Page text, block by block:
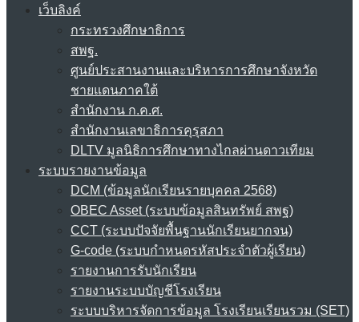
เว็บลิงค์
กระทรวงศึกษาธิการ
สพฐ.
ศูนย์ประสานงานและบริหารการศึกษาจังหวัด
ชายแดนภาคใต้
สำนักงาน ก.ค.ศ.
สำนักงานเลขาธิการคุรุสภา
DLTV มูลนิธิการศึกษาทางไกลผ่านดาวเทียม
ระบบรายงานข้อมูล
DCM (ข้อมูลนักเรียนรายบุคคล 2568)
OBEC Asset (ระบบข้อมูลสินทรัพย์ สพฐ)
CCT (ระบบปัจจัยพื้นฐานนักเรียนยากจน)
G-code (ระบบกำหนดรหัสประจำตัวผู้เรียน)
รายงานการรับนักเรียน
รายงานระบบบัญชีโรงเรียน
ระบบบริหารจัดการข้อมูล โรงเรียนเรียนรวม (SET)